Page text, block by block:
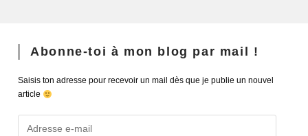
Abonne-toi à mon blog par mail !
Saisis ton adresse pour recevoir un mail dès que je publie un nouvel
article